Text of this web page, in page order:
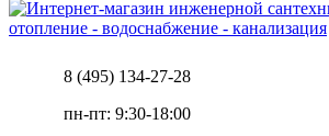
отопление - водоснабжение - канализация
8 (495) 134-27-28
пн-пт: 9:30-18:00